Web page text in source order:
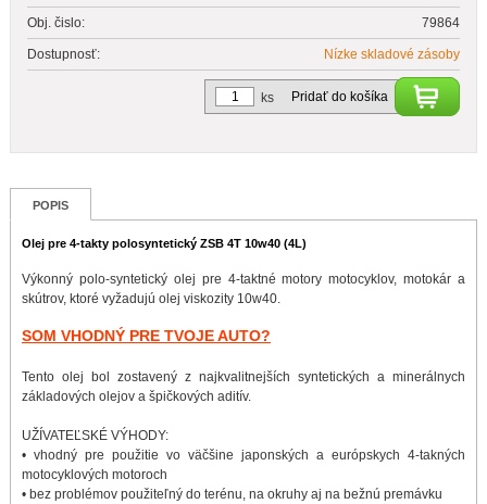
Obj. čislo: 79864
Dostupnosť: Nízke skladové zásoby
Pridať do košíka
ks
POPIS
Olej pre 4-takty polosyntetický ZSB 4T 10w40 (4L)
Výkonný polo-syntetický olej pre 4-taktné motory motocyklov, motokár a
skútrov, ktoré vyžadujú olej viskozity 10w40.
SOM VHODNÝ PRE TVOJE AUTO?
Tento olej bol zostavený z najkvalitnejších syntetických a minerálnych
základových olejov a špičkových aditív.
UŽÍVATEĽSKÉ VÝHODY:
• vhodný pre použitie vo väčšine japonských a európskych 4-takných
motocyklových motoroch
• bez problémov použiteľný do terénu, na okruhy aj na bežnú premávku